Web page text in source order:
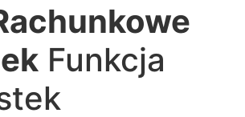
Funkcja